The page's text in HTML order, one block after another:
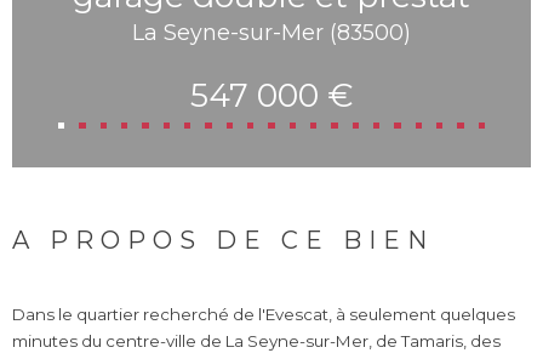
La Seyne-sur-Mer (83500)
547 000 €
A PROPOS DE CE BIEN
Dans le quartier recherché de l'Evescat, à seulement quelques
minutes du centre-ville de La Seyne-sur-Mer, de Tamaris, des